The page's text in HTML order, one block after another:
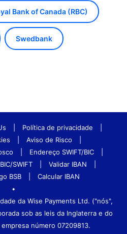
Bank of Canada (RBC)
Swedbank
Política de privacidade
Aviso de Risco
Endereço SWIFT/BIC
SWIFT
Validar IBAN
BSB
Calcular IBAN
•
da Wise Payments Ltd. ("nós",
sob as leis da Inglaterra e do
número 07209813.